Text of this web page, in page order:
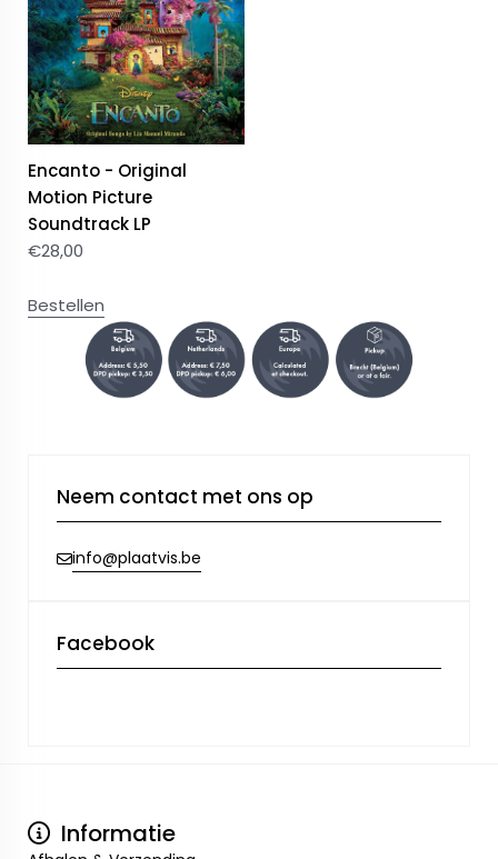
Encanto - Original
Motion Picture
Soundtrack LP
€28,00
Bestellen
Neem contact met ons op
info@plaatvis.be
Facebook
Informatie